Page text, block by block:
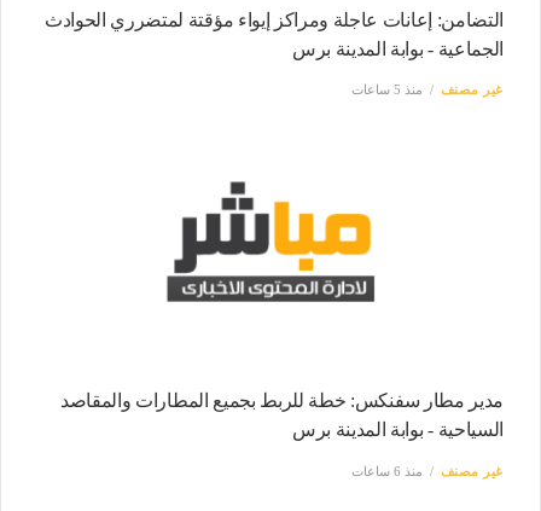
التضامن: إعانات عاجلة ومراكز إيواء مؤقتة لمتضرري الحوادث
الجماعية - بوابة المدينة برس
غير مصنف منذ 5 ساعات
مدير مطار سفنكس: خطة للربط بجميع المطارات والمقاصد
السياحية - بوابة المدينة برس
غير مصنف منذ 6 ساعات